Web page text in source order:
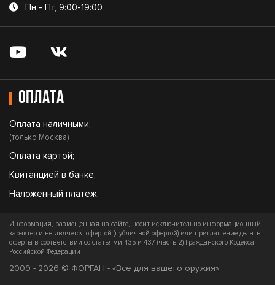
Пн - Пт, 9:00-19:00
Оплата
Оплата наличными;
(только Москва)
Оплата картой;
Квитанцией в банке;
Наложенный платеж.
Информация, размещенная на сайте, носит исключительно информационный
характер и не является офертой (публичной офертой) или приглашение делать
оферты в соответствии со статьями 435 и 437 (часть 2) Гражданского Кодекса
Российской Федерации
2009 - 2026 © ФОРГАН - «Все для вашего оружия»